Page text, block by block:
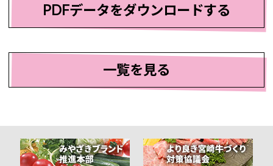
PDFデータをダウンロードする
一覧を見る